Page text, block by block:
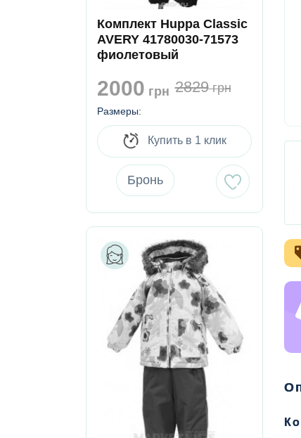
Комплект Huppa Classic
AVERY 41780030-71573
фиолетовый
2000 грн 2829грн
Размеры:
Купить в 1 клик
Бронь